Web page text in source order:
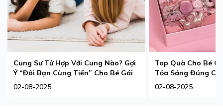
Cung Sư Tử Hợp Với Cung Nào? Gợi
Ý “Đôi Bạn Cùng Tiến” Cho Bé Gái
02-08-2025
Top Quà Cho Bé
Tỏa Sáng Đúng
02-08-2025